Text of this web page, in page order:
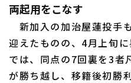
両起用をこなす
新加入の加治屋蓮投手
迎えたものの、4月上旬
では、同点の7回裏を3者
が勝ち越し、移籍後初勝